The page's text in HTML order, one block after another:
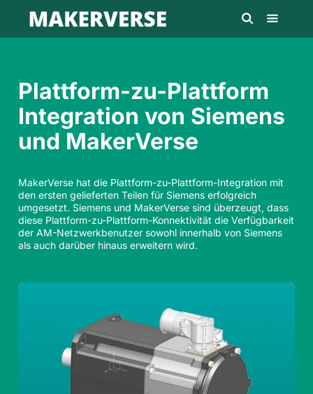
Plattform-zu-Plattform
Integration von Siemens
und MakerVerse
MakerVerse hat die Plattform-zu-Plattform-Integration mit
den ersten gelieferten Teilen für Siemens erfolgreich
umgesetzt. Siemens und MakerVerse sind überzeugt, dass
diese Plattform-zu-Plattform-Konnektivität die Verfügbarkeit
der AM-Netzwerkbenutzer sowohl innerhalb von Siemens
als auch darüber hinaus erweitern wird.